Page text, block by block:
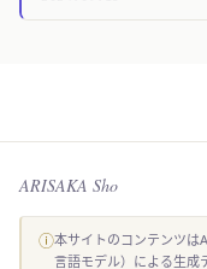
ARISAKA Sho
ⓘ本サイトのコンテンツは
言語モデル）による生成